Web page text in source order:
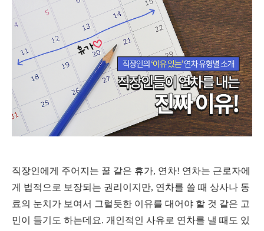
직장인에게 주어지는 꿀 같은 휴가, 연차! 연차는 근로자에
게 법적으로 보장되는 권리이지만, 연차를 쓸 때 상사나 동
료의 눈치가 보여서 그럴듯한 이유를 대어야 할 것 같은 고
민이 들기도 하는데요. 개인적인 사유로 연차를 낼 때도 있